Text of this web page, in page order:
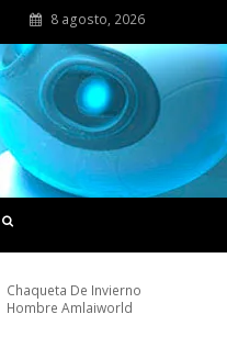
8 agosto, 2026
Chaqueta De Invierno
Hombre Amlaiworld